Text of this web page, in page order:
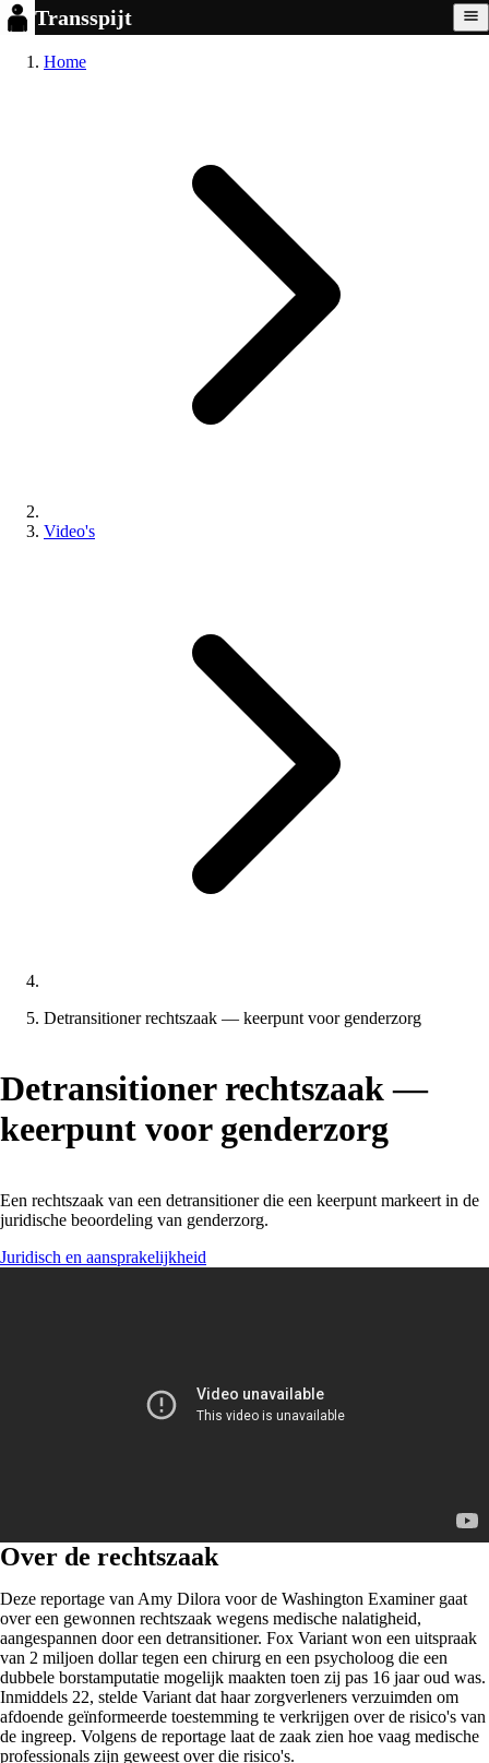
Transspijt
Home
Video's
Detransitioner rechtszaak — keerpunt voor genderzorg
Detransitioner rechtszaak —
keerpunt voor genderzorg
Een rechtszaak van een detransitioner die een keerpunt markeert in de
juridische beoordeling van genderzorg.
Juridisch en aansprakelijkheid
Over de rechtszaak
Deze reportage van Amy Dilora voor de Washington Examiner gaat
over een gewonnen rechtszaak wegens medische nalatigheid,
aangespannen door een detransitioner. Fox Variant won een uitspraak
van 2 miljoen dollar tegen een chirurg en een psycholoog die een
dubbele borstamputatie mogelijk maakten toen zij pas 16 jaar oud was.
Inmiddels 22, stelde Variant dat haar zorgverleners verzuimden om
afdoende geïnformeerde toestemming te verkrijgen over de risico's van
de ingreep. Volgens de reportage laat de zaak zien hoe vaag medische
professionals zijn geweest over die risico's.